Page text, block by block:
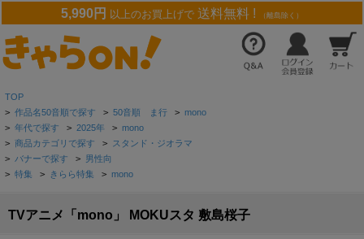
5,990円 以上のお買上げで 送料無料 ! （離島除く）
TOP
> 作品名50音順で探す > 50音順 ま行 > mono
> 年代で探す > 2025年 > mono
> 商品カテゴリで探す > スタンド・ジオラマ
> バナーで探す > 男性向
> 特集 > きらら特集 > mono
TVアニメ「mono」 MOKUスタ 敷島桜子